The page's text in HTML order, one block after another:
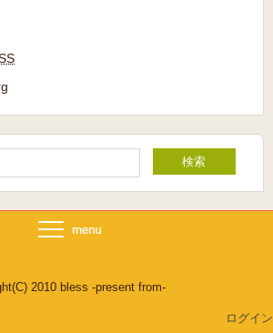
2010 bless -present from-
ログイン